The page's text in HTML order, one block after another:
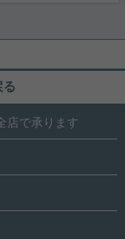
る
店で承ります